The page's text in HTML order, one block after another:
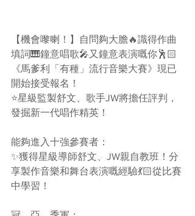
【機會嚟喇！】自問夠大膽🔥識得作曲
填詞🎹鐘意唱歌🎤又鐘意表演嘅你🕺🏻
《馬爹利「有種」流行音樂大賽》現已
開始接受報名！
⭐星級監製舒文、歌手JW將擔任評判，
發掘新一代唱作精英！
能夠進入十強參賽者：
✨獲得星級導師舒文、JW親自教班！分
享製作音樂和舞台表演嘅經驗💃🏻從比賽
中學習！